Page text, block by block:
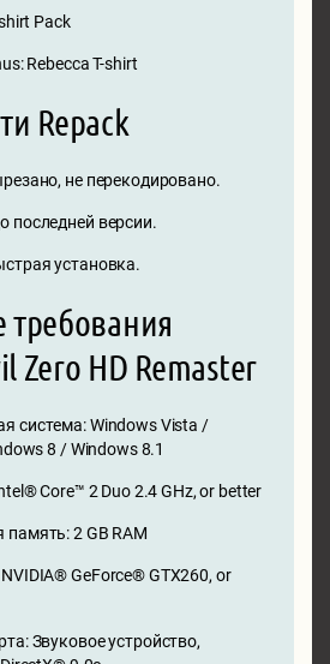
Pack
Rebecca T-shirt
Repack
не перекодировано.
последней версии.
установка.
Zero HD Remaster
система: Windows Vista /
8 / Windows 8.1
Core™ 2 Duo 2.4 GHz, or better
память: 2 GB RAM
GeForce® GTX260, or
Звуковое устройство,